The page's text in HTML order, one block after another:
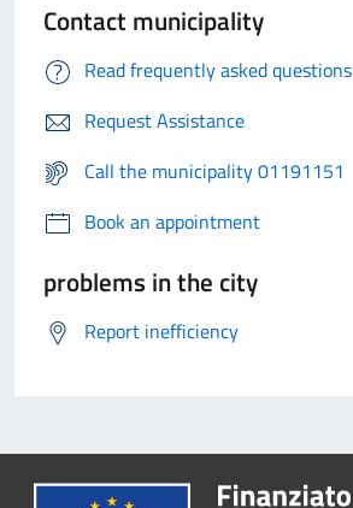
Contact municipality
Read frequently asked questions
Request Assistance
Call the municipality 01191151
Book an appointment
problems in the city
Report inefficiency